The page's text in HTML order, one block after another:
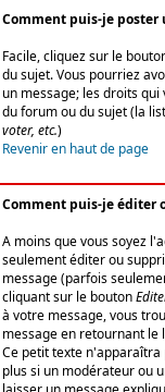
Comment puis-je poster
Facile, cliquez sur le
du sujet. Vous pourriez
un message; les droits
du forum ou du sujet (la
voter, etc.)
Revenir en haut de page
Comment puis-je éditer
A moins que vous soyez
seulement éditer ou
message (parfois
cliquant sur le bouton
à votre message, vous
message en retournant le
Ce petit texte
plus si un modérateur ou